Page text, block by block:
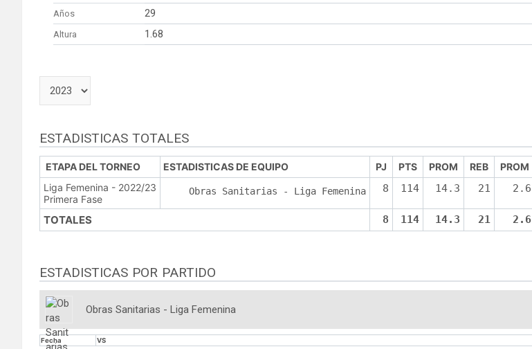
Años 29
Altura 1.68
ESTADISTICAS TOTALES
ETAPA DEL TORNEO ESTADISTICAS DE EQUIPO PJ PTS PROM REB PROM
Liga Femenina - 2022/23
Primera Fase
Obras Sanitarias - Liga Femenina 8 114 14.3 21 2.6
TOTALES 8 114 14.3 21 2.6
ESTADISTICAS POR PARTIDO
Obras Sanitarias - Liga Femenina
Fecha VS